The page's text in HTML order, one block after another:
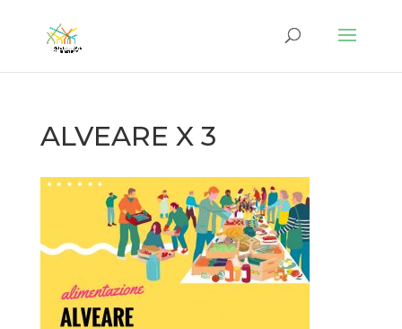
ALVEARE X 3